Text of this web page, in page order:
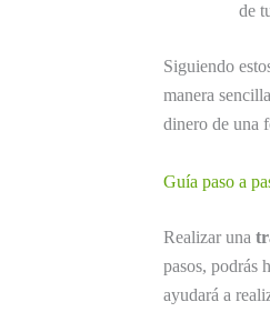
de
Siguiendo
manera
dinero de una
Guía paso a
Realizar una
pasos, podrás
ayudará a